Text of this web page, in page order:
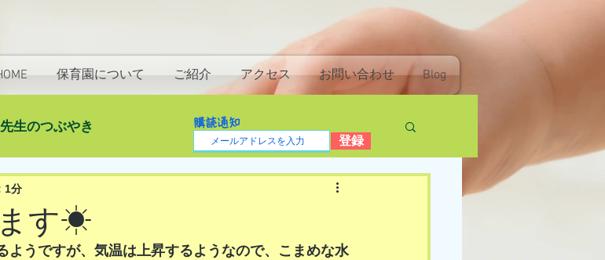
保育園について ご紹介 アクセス お問い合わせ Blog
生のつぶやき
す☀
1分
ようですが、気温は上昇するようなので、こまめな水
購読通知
登録